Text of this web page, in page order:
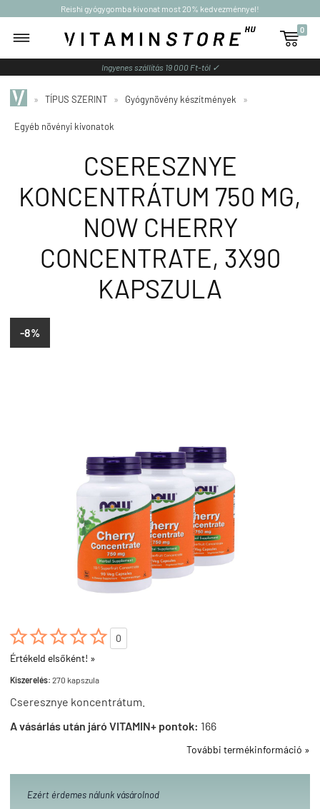
Reishi gyógygomba kivonat most 20% kedvezménnyel!

0
Ingyenes szállítás 19 000 Ft-tól ✓
» TÍPUS SZERINT » Gyógynövény készítmények »
Egyéb növényi kivonatok
CSERESZNYE
KONCENTRÁTUM 750 MG,
NOW CHERRY
CONCENTRATE, 3X90
KAPSZULA
-8%

0
Értékeld elsőként! »
Kiszerelés: 270 kapszula
Cseresznye koncentrátum.
A vásárlás után járó VITAMIN+ pontok: 166
További termékinformáció »
Ezért érdemes nálunk vásárolnod